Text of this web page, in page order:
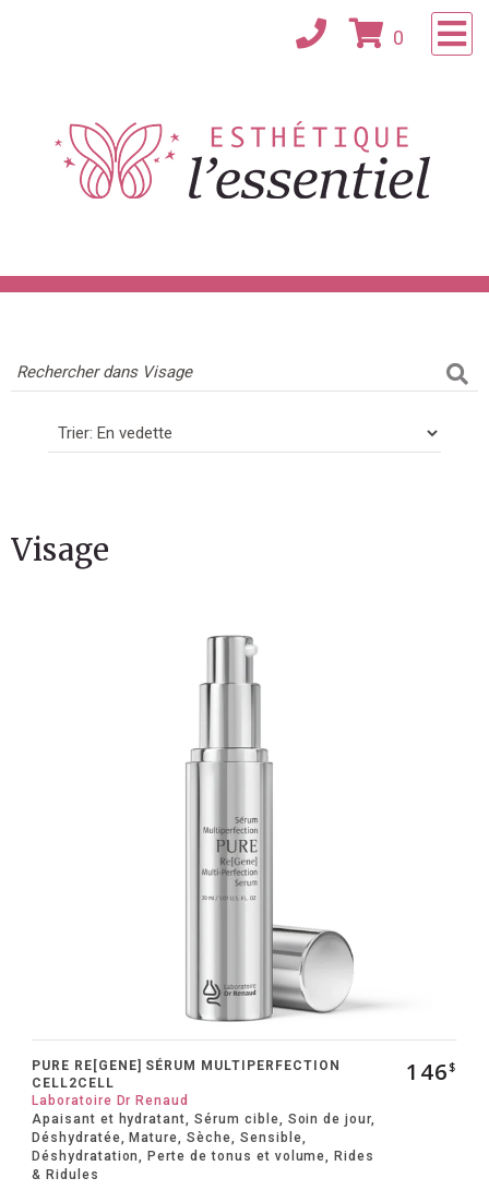
0
Visage
PURE RE[GENE] SÉRUM MULTIPERFECTION
CELL2CELL
Laboratoire Dr Renaud
Apaisant et hydratant, Sérum cible, Soin de jour,
Déshydratée, Mature, Sèche, Sensible,
Déshydratation, Perte de tonus et volume, Rides
& Ridules
146$
×
Accueil
Consultation
Confidentialité
Services
Épilation laser
Soin Bela MD 5-en-1
Photorajeunissement
Radiofréquence
Microneedling
Soins du visage Esthederm
Soins du visage Aquafolia
Soin Me Line